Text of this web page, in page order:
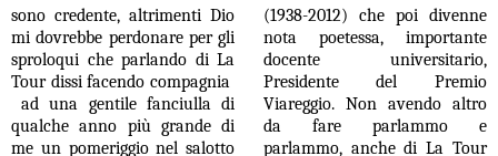
sono credente, altrimenti Dio
mi dovrebbe perdonare per gli
sproloqui che parlando di La
Tour dissi facendo compagnia
ad una gentile fanciulla di
qualche anno più grande di
me un pomeriggio nel salotto
(1938-2012) che poi divenne
nota poetessa, importante
docente universitario,
Presidente del Premio
Viareggio. Non avendo altro
da fare parlammo e
parlammo, anche di La Tour